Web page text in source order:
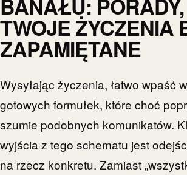
BANAŁU:
TWOJE ŻYCZENIA
ZAPAMIĘTANE
Wysyłając życzenia, łatwo wpaść
gotowych formułek, które choć
szumie podobnych komunikatów.
wyjścia z tego schematu jest
na rzecz konkretu. Zamiast